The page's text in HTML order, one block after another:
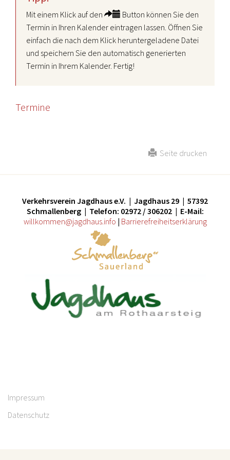
Mit einem Klick auf den
Button können Sie den
Termin in Ihren Kalender eintragen lassen. Öffnen Sie
einfach die nach dem Klick heruntergeladene Datei
und speichern Sie den automatisch generierten
Termin in Ihrem Kalender. Fertig!
Termine
Seite drucken
Verkehrsverein Jagdhaus e.V. | Jagdhaus 29 | 57392
Schmallenberg | Telefon: 02972 / 306202 | E-Mail:
willkommen@jagdhaus.info | Barrierefreiheitserklärung
Impressum
Datenschutz